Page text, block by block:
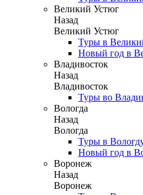
Великий Устюг
Назад
Великий Устюг
Туры в
Новый год в
Владивосток
Назад
Владивосток
Туры во
Вологда
Назад
Вологда
Туры в
Новый год в
Воронеж
Назад
Воронеж